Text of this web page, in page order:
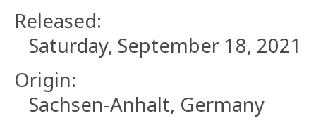
Released:
Saturday, September 18, 2021
Origin:
Sachsen-Anhalt, Germany